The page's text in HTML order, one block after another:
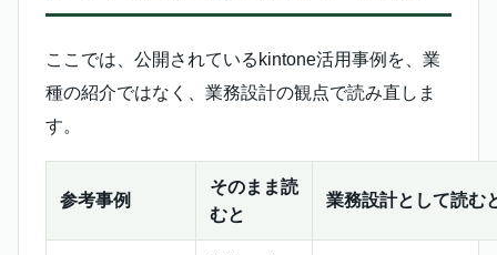
ここでは、公開されているkintone活用事例を、業
種の紹介ではなく、業務設計の観点で読み直しま
す。
参考事例
そのまま読
むと
業務設計として読む